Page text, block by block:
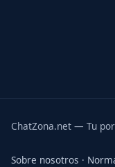
ChatZona.net — Tu
Sobre nosotros ·